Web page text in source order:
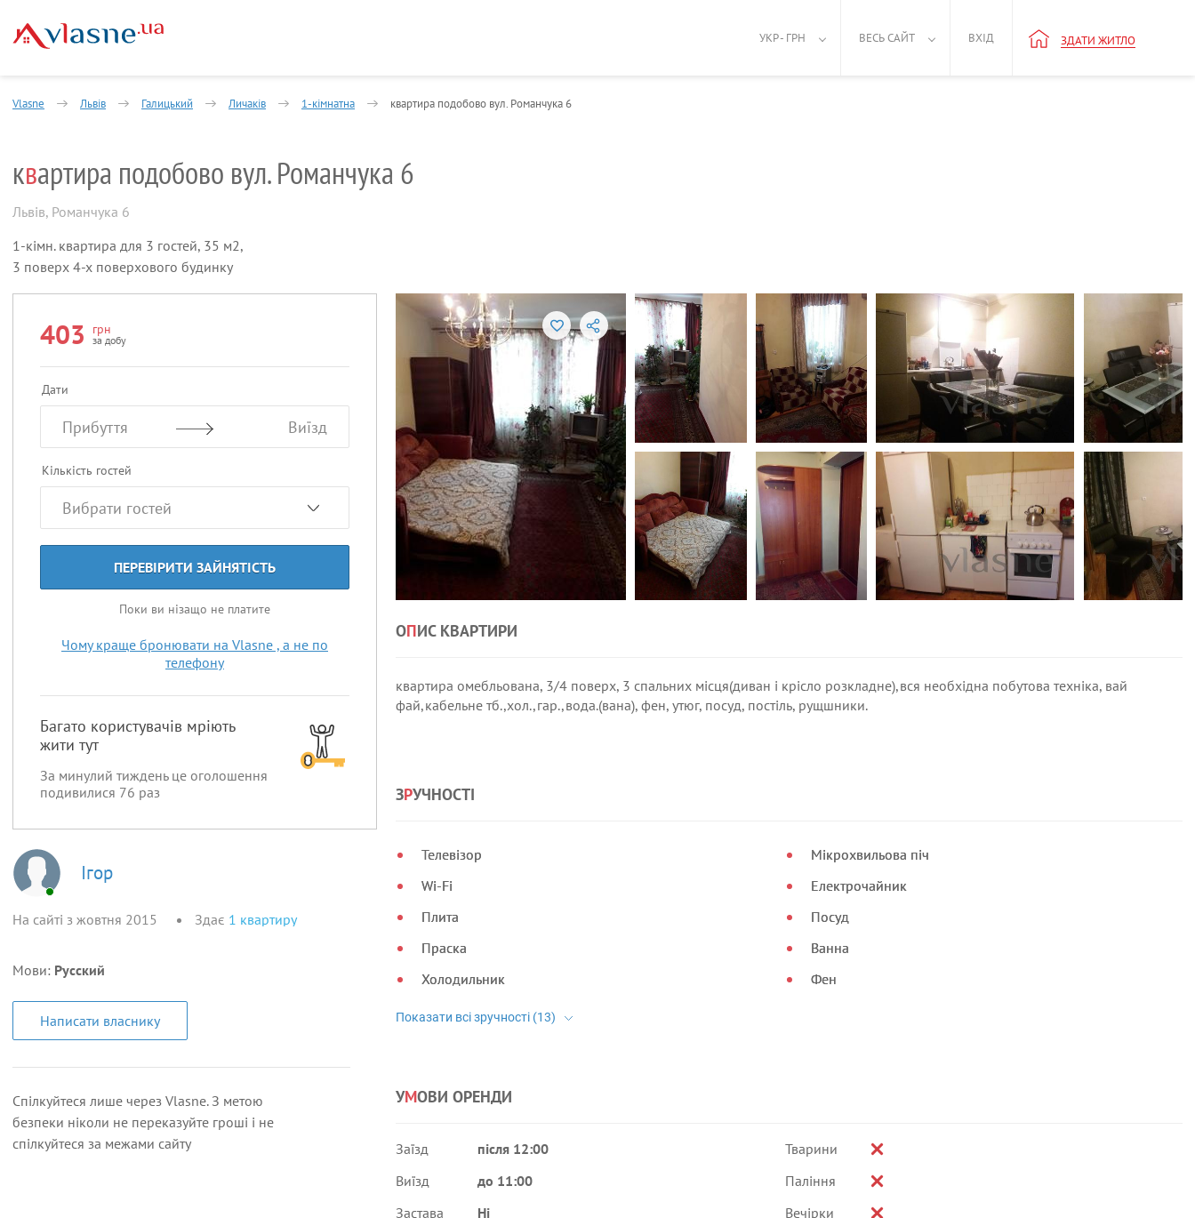
УКР - ГРН ВЕСЬ САЙТ ВХІД ЗДАТИ ЖИТЛО
Vlasne Львів Галицький Личаків 1-кімнатна квартира подобово вул. Романчука 6
квартира подобово вул. Романчука 6
Львів, Романчука 6
1-кімн. квартира для 3 гостей, 35 м2,
3 поверх 4-х поверхового будинку
403 грн
за добу
Дати
Прибуття Виїзд
Кількість гостей
ПЕРЕВІРИТИ ЗАЙНЯТІСТЬ
Поки ви нізащо не платите
Чому краще бронювати на Vlasne , а не по
телефону
Багато користувачів мріють
жити тут
За минулий тиждень це оголошення
подивилися 76 раз
Ігор
На сайті з жовтня 2015 Здає 1 квартиру
Мови: Русский
Написати власнику
Спілкуйтеся лише через Vlasne. З метою
безпеки ніколи не переказуйте гроші і не
спілкуйтеся за межами сайту
ОПИС КВАРТИРИ
квартира омебльована, 3/4 поверх, 3 спальних місця(диван і крісло розкладне),вся необхідна побутова техніка, вай
фай,кабельне тб.,хол.,гар.,вода.(вана), фен, утюг, посуд, постіль, рущшники.
ЗРУЧНОСТІ
Телевізор
Wi-Fi
Плита
Праска
Холодильник
Мікрохвильова піч
Електрочайник
Посуд
Ванна
Фен
УМОВИ ОРЕНДИ
Заїзд
після 12:00
Виїзд
до 11:00
Застава
Ні
Тварини
Паління
Вечірки